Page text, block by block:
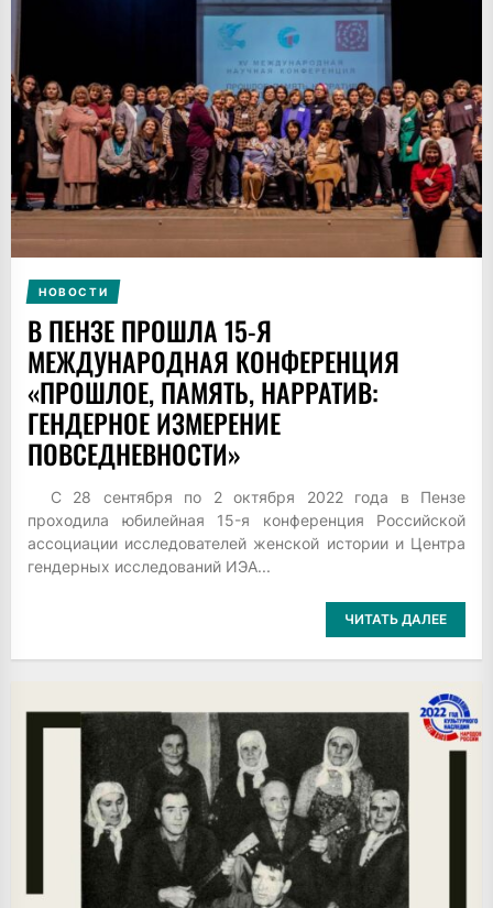
НОВОСТИ
В ПЕНЗЕ ПРОШЛА 15-Я
МЕЖДУНАРОДНАЯ КОНФЕРЕНЦИЯ
«ПРОШЛОЕ, ПАМЯТЬ, НАРРАТИВ:
ГЕНДЕРНОЕ ИЗМЕРЕНИЕ
ПОВСЕДНЕВНОСТИ»
С 28 сентября по 2 октября 2022 года в Пензе
проходила юбилейная 15-я конференция Российской
ассоциации исследователей женской истории и Центра
гендерных исследований ИЭА...
ЧИТАТЬ ДАЛЕЕ